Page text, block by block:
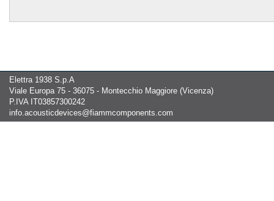
Elettra 1938 S.p.A
Viale Europa 75 - 36075 - Montecchio Maggiore (Vicenza)
P.IVA IT03857300242
info.acousticdevices@fiammcomponents.com